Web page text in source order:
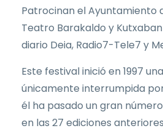
Patrocinan el Ayuntamiento
Teatro Barakaldo y
diario Deia, Radio7-Tele7 y
Este festival inició en 1997
únicamente interrumpida
él ha pasado un gran
en las 27 ediciones